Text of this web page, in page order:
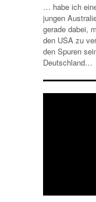
… habe ich
jungen
gerade dabei,
den USA zu
den Spuren
Deutschland…